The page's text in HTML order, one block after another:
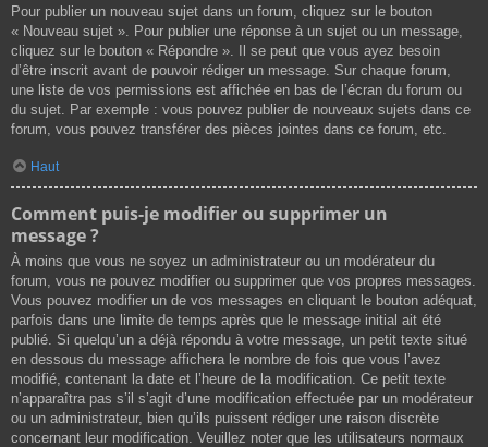
Pour publier un nouveau sujet dans un forum, cliquez sur le bouton
« Nouveau sujet ». Pour publier une réponse à un sujet ou un message,
cliquez sur le bouton « Répondre ». Il se peut que vous ayez besoin
d’être inscrit avant de pouvoir rédiger un message. Sur chaque forum,
une liste de vos permissions est affichée en bas de l’écran du forum ou
du sujet. Par exemple : vous pouvez publier de nouveaux sujets dans ce
forum, vous pouvez transférer des pièces jointes dans ce forum, etc.
Haut
Comment puis-je modifier ou supprimer un
message ?
À moins que vous ne soyez un administrateur ou un modérateur du
forum, vous ne pouvez modifier ou supprimer que vos propres messages.
Vous pouvez modifier un de vos messages en cliquant le bouton adéquat,
parfois dans une limite de temps après que le message initial ait été
publié. Si quelqu’un a déjà répondu à votre message, un petit texte situé
en dessous du message affichera le nombre de fois que vous l’avez
modifié, contenant la date et l’heure de la modification. Ce petit texte
n’apparaîtra pas s’il s’agit d’une modification effectuée par un modérateur
ou un administrateur, bien qu’ils puissent rédiger une raison discrète
concernant leur modification. Veuillez noter que les utilisateurs normaux